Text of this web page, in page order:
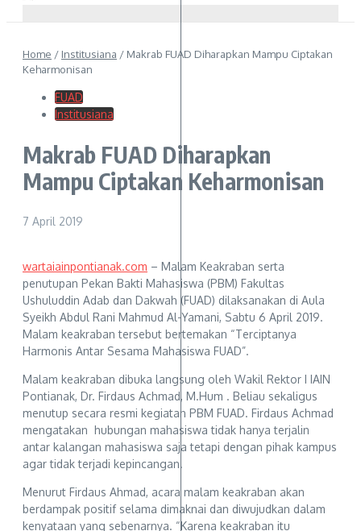
Home / Institusiana / Makrab FUAD Diharapkan Mampu Ciptakan
Keharmonisan
FUAD
Institusiana
Makrab FUAD Diharapkan
Mampu Ciptakan Keharmonisan
7 April 2019
wartaiainpontianak.com – Malam Keakraban serta
penutupan Pekan Bakti Mahasiswa (PBM) Fakultas
Ushuluddin Adab dan Dakwah (FUAD) dilaksanakan di Aula
Syeikh Abdul Rani Mahmud Al-Yamani, Sabtu 6 April 2019.
Malam keakraban tersebut bertemakan “Terciptanya
Harmonis Antar Sesama Mahasiswa FUAD”.
Malam keakraban dibuka langsung oleh Wakil Rektor I IAIN
Pontianak, Dr. Firdaus Achmad, M.Hum . Beliau sekaligus
menutup secara resmi kegiatan PBM FUAD. Firdaus Achmad
mengatakan hubungan mahasiswa tidak hanya terjalin
antar kalangan mahasiswa saja tetapi dengan pihak kampus
agar tidak terjadi kepincangan.
Menurut Firdaus Ahmad, acara malam keakraban akan
berdampak positif selama dimaknai dan diwujudkan dalam
kenyataan yang sebenarnya. “Karena keakraban itu